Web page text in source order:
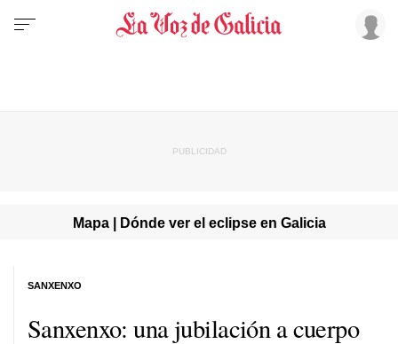
Mapa | Dónde ver el eclipse en Galicia
Sanxenxo: una jubilación a cuerpo
SANXENXO